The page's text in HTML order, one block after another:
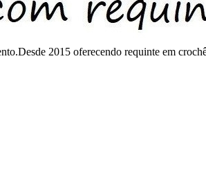
2015 oferecendo requinte em